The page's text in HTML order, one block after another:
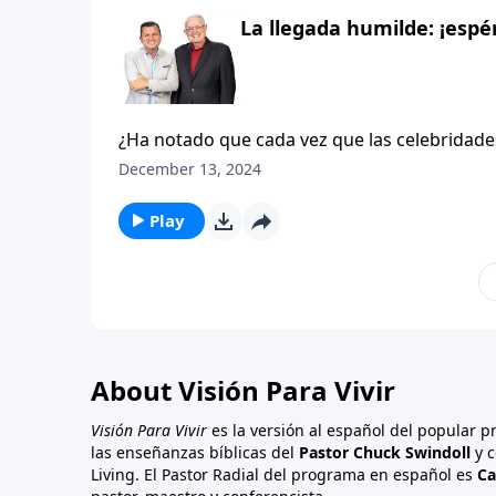
menos importantes a la hora de los
haberse sentido los pastores en aquella
recibieron la inesperada visita del cielo.
La llegada humilde:
¿Ha notado que cada vez que las
de cientos de asistentes, un extenso
por un momento y conseguir un autógrafo.
maquillaje, o con deseos de hablar con la
da a las celebridades, ¡imagínese el gran
hizo Su entrada a nuestro planeta! Pero no.
December 13, 2024
Play
About Visión Para Vivir
Visión Para Vivir es la versión al español del popular
las enseñanzas bíblicas del Pastor Chuck Swindoll y
Living. El Pastor Radial del programa en español es